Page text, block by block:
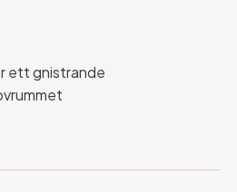
ett gnistrande